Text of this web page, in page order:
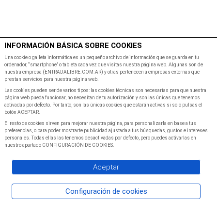
Inicio Programacion
INFORMACIÓN BÁSICA SOBRE COOKIES
Una cookie o galleta informática es un pequeño archivo de información que se guarda en tu
ordenador, “smartphone” o tableta cada vez que visitas nuestra página web. Algunas son de
nuestra empresa (ENTRADALIBRE.COM.AR) y otras pertenecen a empresas externas que
prestan servicios para nuestra página web.
Las cookies pueden ser de varios tipos: las cookies técnicas son necesarias para que nuestra
página web pueda funcionar, no necesitan de tu autorización y son las únicas que tenemos
activadas por defecto. Por tanto, son las únicas cookies que estarán activas si solo pulsas el
botón ACEPTAR.
El resto de cookies sirven para mejorar nuestra página, para personalizarla en base a tus
preferencias, o para poder mostrarte publicidad ajustada a tus búsquedas, gustos e intereses
personales. Todas ellas las tenemos desactivadas por defecto, pero puedes activarlas en
nuestro apartado CONFIGURACIÓN DE COOKIES.
Aceptar
Configuración de cookies